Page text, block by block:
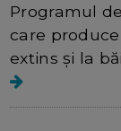
Programul
care
extins şi la